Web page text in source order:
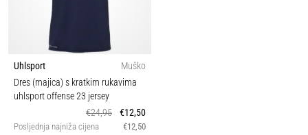
Uhlsport
Muško
Dres (majica) s kratkim rukavima
uhlsport offense 23 jersey
€24,95
€12,50
Posljednja najniža cijena €12,50